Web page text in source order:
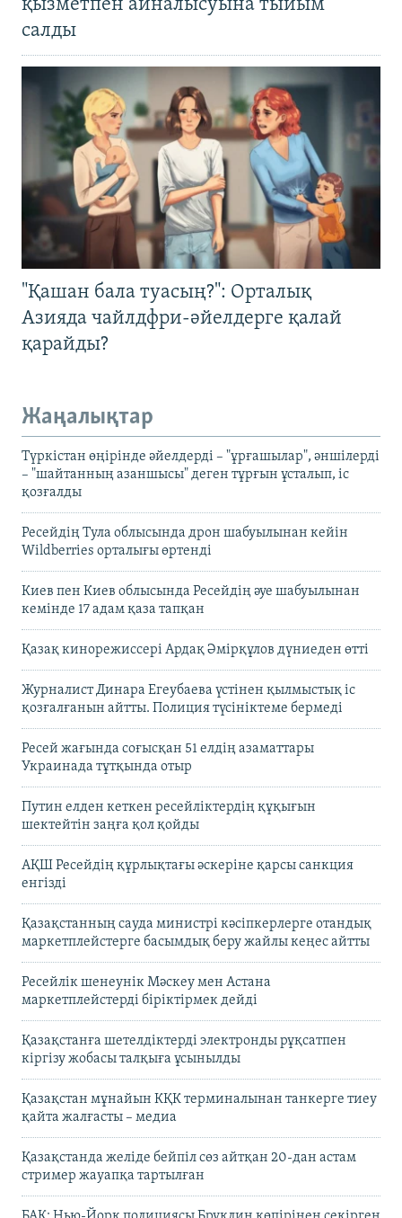
қызметпен айналысуына тыйым
салды
"Қашан бала туасың?": Орталық
Азияда чайлдфри-әйелдерге қалай
қарайды?
Жаңалықтар
Түркістан өңірінде әйелдерді – "ұрғашылар", әншілерді
– "шайтанның азаншысы" деген тұрғын ұсталып, іс
қозғалды
Ресейдің Тула облысында дрон шабуылынан кейін
Wildberries орталығы өртенді
Киев пен Киев облысында Ресейдің әуе шабуылынан
кемінде 17 адам қаза тапқан
Қазақ кинорежиссері Ардақ Әмірқұлов дүниеден өтті
Журналист Динара Егеубаева үстінен қылмыстық іс
қозғалғанын айтты. Полиция түсініктеме бермеді
Ресей жағында соғысқан 51 елдің азаматтары
Украинада тұтқында отыр
Путин елден кеткен ресейліктердің құқығын
шектейтін заңға қол қойды
АҚШ Ресейдің құрлықтағы әскеріне қарсы санкция
енгізді
Қазақстанның сауда министрі кәсіпкерлерге отандық
маркетплейстерге басымдық беру жайлы кеңес айтты
Ресейлік шенеунік Мәскеу мен Астана
маркетплейстерді біріктірмек дейді
Қазақстанға шетелдіктерді электронды рұқсатпен
кіргізу жобасы талқыға ұсынылды
Қазақстан мұнайын КҚК терминалынан танкерге тиеу
қайта жалғасты – медиа
Қазақстанда желіде бейпіл сөз айтқан 20-дан астам
стример жауапқа тартылған